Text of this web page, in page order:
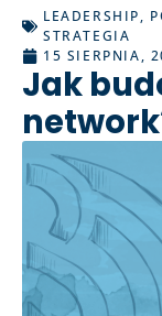
LEADERSHIP,
STRATEGIA
15 SIERPNIA,
Jak